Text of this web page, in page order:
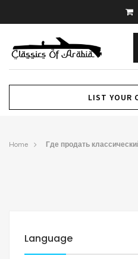
LIST YOUR
Home Где продать
Language